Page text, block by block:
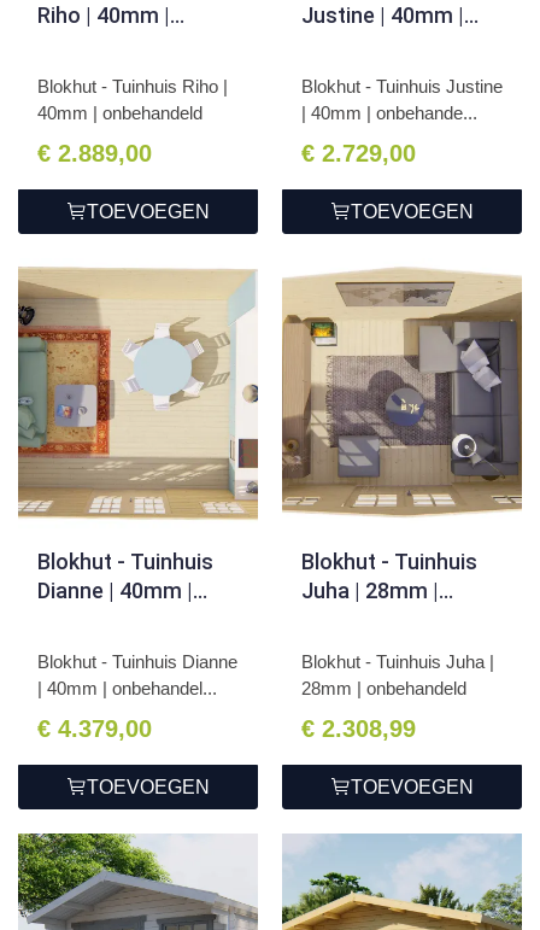
Riho | 40mm |
Blokhut - Tuinhuis Riho |
40mm | onbehandeld
€ 2.889,00
TOEVOEGEN
Justine | 40mm |
Blokhut - Tuinhuis Justine
| 40mm | onbehande...
€ 2.729,00
TOEVOEGEN
Blokhut - Tuinhuis
Dianne | 40mm |
Blokhut - Tuinhuis Dianne
| 40mm | onbehandel...
€ 4.379,00
TOEVOEGEN
Blokhut - Tuinhuis
Juha | 28mm |
Blokhut - Tuinhuis Juha |
28mm | onbehandeld
€ 2.308,99
TOEVOEGEN